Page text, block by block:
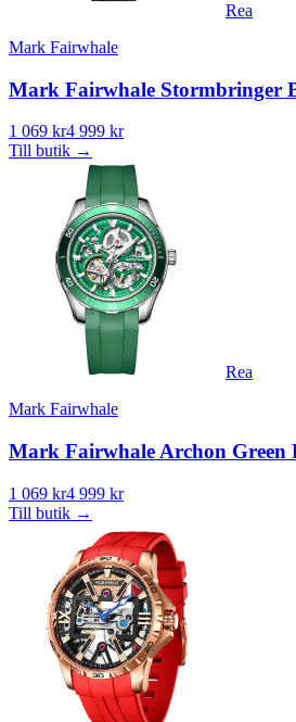
Rea
Mark Fairwhale
Mark Fairwhale Stormbringer
1 069 kr4 999 kr
Till butik →
Rea
Mark Fairwhale
Mark Fairwhale Archon Green
1 069 kr4 999 kr
Till butik →